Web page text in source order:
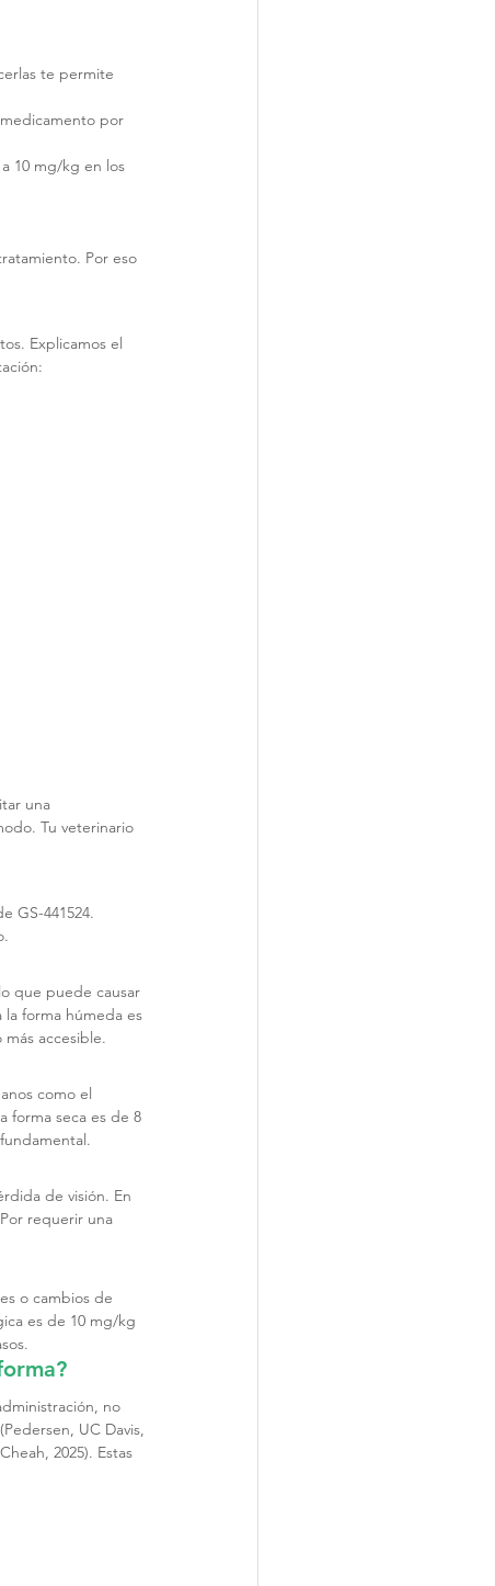
te permite
por
10 mg/kg en los
Por eso
Explicamos el
una
Tu veterinario
GS-441524.
que puede causar
la forma húmeda es
accesible.
como el
forma seca es de 8
de visión. En
requerir una
o cambios de
es de 10 mg/kg
no
UC Davis,
2025). Estas